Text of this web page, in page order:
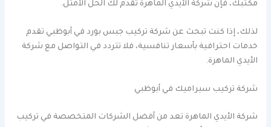
مكتبك، فإن شركة الأيدي الماهرة تقدم لك الحل الأمثل.
لذلك، إذا كنت تبحث عن شركة تركيب جبس بورد في أبوظبي تقدم
خدمات احترافية بأسعار تنافسية، فلا تتردد في التواصل مع شركة
الأيدي الماهرة.
شركة تركيب سيراميك في أبوظبي
شركة الأيدي الماهرة تعد من أفضل الشركات المتخصصة في تركيب